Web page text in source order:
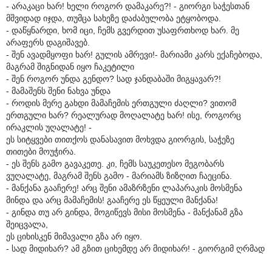
- არაკაცი ხარ! ხელი როგორ დამაკარე?! - გიორგი საჭესთან
მშვიდად იჯდა, თუმცა სახეზე დაძაბულობა ეტყობოდა.
- დაწყნარდი, ხომ იცი, ჩემს გვერდით უსაფრთხოდ ხარ. მე
არაფერს დაგიშავებ.
- შენ ავადმყოფი ხარ! გულის ამრევი!- მარიამი კარს ექაჩებოდა,
მაგრამ შიგნიდან იყო ჩაკეტილი
- შენ როგორ უნდა გენდო? სად ჯანდაბაში მიგყავარ?!
- მამაშენს შენი ნახვა უნდა
- როდის მერე გახდი მამაჩემის ერთგული ძაღლი? ვითომ
ერთგული ხარ? რეალურად მოღალატე ხარ! ისე, როგორც
ირაკლის უღალატე! -
ეს სიტყვები თითქოს დანასავით მოხვდა გიორგის, საჭეზე
თითები მოუჭირა.
- ეს შენს გამო გავაკეთე. კი, ჩემს საუკეთესო მეგობარს
ვუღალატე, მაგრამ შენს გამო - მარიამს ზიზღით ჩაეცინა.
- მანქანა გააჩერე! არც შენი ამაზრზენი ლაპარაკის მოსმენა
მინდა და არც მამაჩემის! გააჩერე ეს წყეული მანქანა!
- გინდა თუ არ გინდა, მოგიწევს მისი მოსმენა - მანქანამ გზა
შეიცვალა,
ეს ციხისკენ მიმავალი გზა არ იყო.
- სად მიდიხარ? ამ გზით ციხემდე არ მიდიხარ! - გიორგიმ ღრმად